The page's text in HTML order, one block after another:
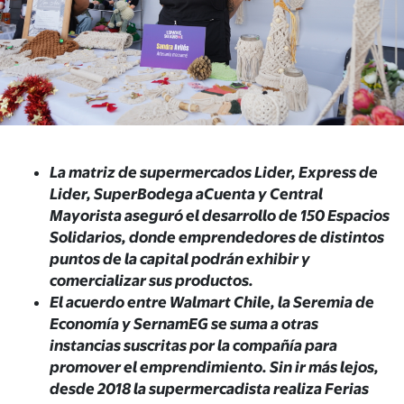
La matriz de supermercados Lider, Express de
Lider, SuperBodega aCuenta y Central
Mayorista aseguró el desarrollo de 150 Espacios
Solidarios, donde emprendedores de distintos
puntos de la capital podrán exhibir y
comercializar sus productos.
El acuerdo entre Walmart Chile, la Seremia de
Economía y SernamEG se suma a otras
instancias suscritas por la compañía para
promover el emprendimiento. Sin ir más lejos,
desde 2018 la supermercadista realiza Ferias